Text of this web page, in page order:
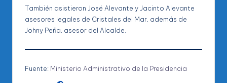
También asistieron José Alevante y Jacinto Alevante
asesores legales de Cristales del Mar, además de
Johny Peña, asesor del Alcalde.
Fuente: Ministerio Administrativo de la Presidencia